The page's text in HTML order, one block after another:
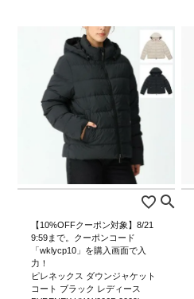
【10%OFFクーポン対象】8/21
9:59まで。クーポンコード
「wklycp10」を購入画面で入
力！
ピレネックス ダウンジャケット
コート ブラック レディース